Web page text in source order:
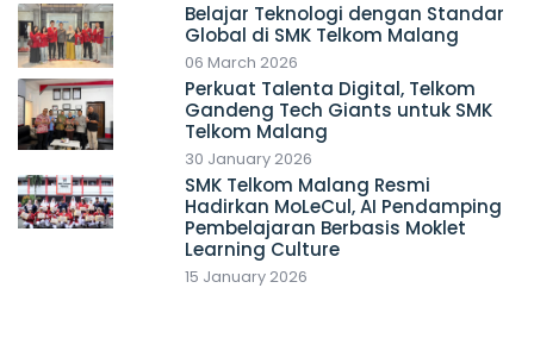
Belajar Teknologi dengan Standar
Global di SMK Telkom Malang
06 March 2026
Perkuat Talenta Digital, Telkom
Gandeng Tech Giants untuk SMK
Telkom Malang
30 January 2026
SMK Telkom Malang Resmi
Hadirkan MoLeCul, AI Pendamping
Pembelajaran Berbasis Moklet
Learning Culture
15 January 2026